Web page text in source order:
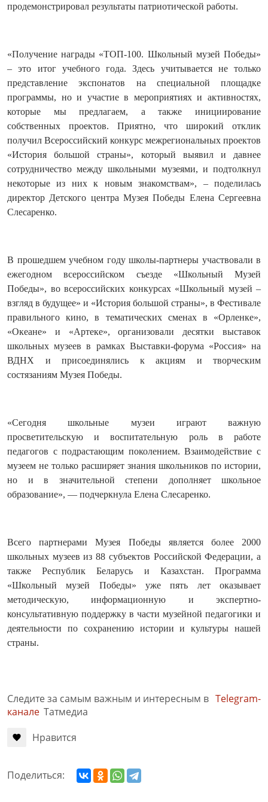
продемонстрировал результаты патриотической работы.
«Получение награды «ТОП-100. Школьный музей Победы»
– это итог учебного года. Здесь учитывается не только
представление экспонатов на специальной площадке
программы, но и участие в мероприятиях и активностях,
которые мы предлагаем, а также инициирование
собственных проектов. Приятно, что широкий отклик
получил Всероссийский конкурс межрегиональных проектов
«История большой страны», который выявил и давнее
сотрудничество между школьными музеями, и подтолкнул
некоторые из них к новым знакомствам», – поделилась
директор Детского центра Музея Победы Елена Сергеевна
Слесаренко.
В прошедшем учебном году школы-партнеры участвовали в
ежегодном всероссийском съезде «Школьный Музей
Победы», во всероссийских конкурсах «Школьный музей –
взгляд в будущее» и «История большой страны», в Фестивале
правильного кино, в тематических сменах в «Орленке»,
«Океане» и «Артеке», организовали десятки выставок
школьных музеев в рамках Выставки-форума «Россия» на
ВДНХ и присоединялись к акциям и творческим
состязаниям Музея Победы.
«Сегодня школьные музеи играют важную
просветительскую и воспитательную роль в работе
педагогов с подрастающим поколением. Взаимодействие с
музеем не только расширяет знания школьников по истории,
но и в значительной степени дополняет школьное
образование», — подчеркнула Елена Слесаренко.
Всего партнерами Музея Победы является более 2000
школьных музеев из 88 субъектов Российской Федерации, а
также Республик Беларусь и Казахстан. Программа
«Школьный музей Победы» уже пять лет оказывает
методическую, информационную и экспертно-
консультативную поддержку в части музейной педагогики и
деятельности по сохранению истории и культуры нашей
страны.
Следите за самым важным и интересным в Telegram-
канале Татмедиа
Нравится
Поделиться: